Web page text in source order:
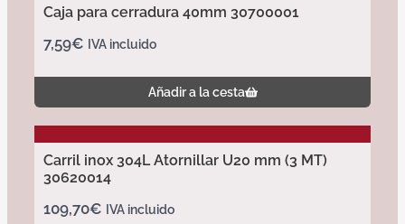
Caja para cerradura 40mm 30700001
7,59€ IVA incluido
Añadir a la cesta
Carril inox 304L Atornillar U20 mm (3 MT)
30620014
109,70€ IVA incluido